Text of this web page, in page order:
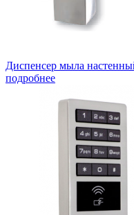
Диспенсер мыла
подробнее